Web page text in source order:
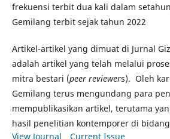
frekuensi terbit dua kali dalam
Gemilang terbit sejak tahun 2022
Artikel-artikel yang dimuat di Jurnal
adalah artikel yang telah melalui
mitra bestari (peer reviewers). Oleh
Gemilang terus mengundang para
mempublikasikan artikel, terutama
hasil penelitian kontemporer di
View Journal
Current Issue